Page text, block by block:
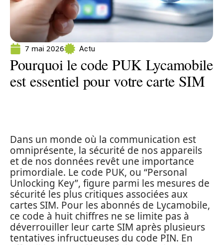
7 mai 2026 Actu
Pourquoi le code PUK Lycamobile
est essentiel pour votre carte SIM
Dans un monde où la communication est
omniprésente, la sécurité de nos appareils
et de nos données revêt une importance
primordiale. Le code PUK, ou “Personal
Unlocking Key”, figure parmi les mesures de
sécurité les plus critiques associées aux
cartes SIM. Pour les abonnés de Lycamobile,
ce code à huit chiffres ne se limite pas à
déverrouiller leur carte SIM après plusieurs
tentatives infructueuses du code PIN. En